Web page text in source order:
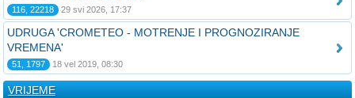
116, 22218 29 svi 2026, 17:37
UDRUGA 'CROMETEO - MOTRENJE I PROGNOZIRANJE
VREMENA'
51, 1797 18 vel 2019, 08:30
VRIJEME